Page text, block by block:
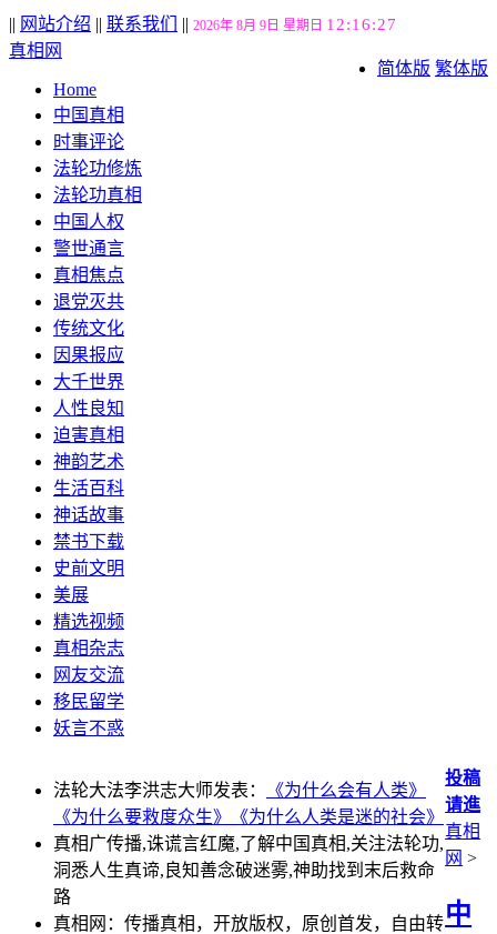
|| 网站介绍 || 联系我们 || 2026年 8月 9日 星期日 12:16:28
简体版 繁体版
真相网
Home
中国真相
时事评论
法轮功修炼
法轮功真相
中国人权
警世通言
真相焦点
退党灭共
传统文化
因果报应
大千世界
人性良知
迫害真相
神韵艺术
生活百科
神话故事
禁书下载
史前文明
美展
精选视频
真相杂志
网友交流
移民留学
妖言不惑
法轮大法李洪志大师发表：
《为什么会有人类》
《为什么要救度众生》
《为什么人类是迷的社会》
真相广传播,诛谎言红魔,了解中国真相,关注法轮功,
洞悉人生真谛,良知善念破迷雾,神助找到末后救命
路
真相网：传播真相，开放版权，原创首发，自由转
投稿
请進
真相
网 >
中